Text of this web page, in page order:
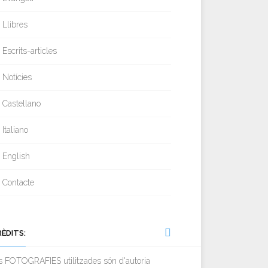
Llibres
Escrits-articles
Notícies
Castellano
Italiano
English
Contacte
FOTOGRAFIES utilitzades són d'autoria